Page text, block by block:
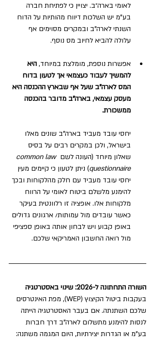
לאומי בארה״ב. יצויין כי לפתיחת חברה
בע"מ יש השלכות דיווח מהותיות על הדוח
השנתי לארה"ב ובמקרים מסוימים אף
עלולה להביא לחיוב מס נוסף.
אפשרות נוספת, מומלצת במיוחד, היא
להמשיך לעבוד כעצמאי אך לטעון בדוח
המס לארה"ב שעל אף שבארץ ההכנסה היא
מעסק עצמאי, בארה"ב מדובר בהכנסה
ממשכורת.
יחסי עובד מעביד בארה"ב שונים מאלו
בישראל, ולכן במקרים רבים על בסיס
שאלון מיוחד (העונה לשם common law
questionnaire) ניתן לטעון כי קיימים מעין
יחסי עובד מעביד עם חלק מהלקוחות ובכך
להימנע מלשלם ביטוח לאומי על הרווח
מלקוחות אלו. אופציה זו רלוונטית בעיקר
כאשר עובדים מול עמותות/ ארגונים גדולים
באופן קבוע ויש לבחון אותה באופן ספציפי
מול רואה החשבון האמריקאי שלכם.
השורה התחתונה ל-2026: שינוי באסטרטגיה
בעקבות ביטול הקיצוץ (WEP), מפת האינטרסים
שלכם השתנתה. אם בעבר האסטרטגיה הייתה
לנסות להימנע מתשלום לארה"ב דרך חברות
בע"מ או הגדרות יצירתיות, היום המגמה משתנה: